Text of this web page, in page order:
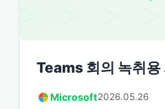
Teams 회의 녹취용
Microsoft2026.05.26